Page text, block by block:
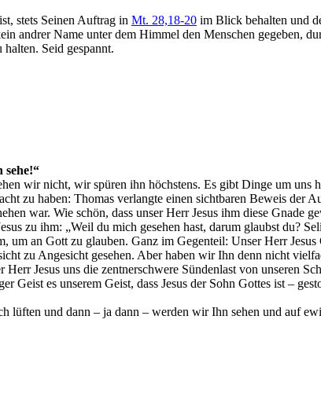
stets Seinen Auftrag in Mt. 28,18-20 im Blick behalten und
andrer Name unter dem Himmel den Menschen gegeben,
Seid gespannt.
sehe!“
wir nicht, wir spüren ihn höchstens. Es gibt Dinge um uns
zu haben: Thomas verlangte einen sichtbaren Beweis der
war. Wie schön, dass unser Herr Jesus ihm diese Gnade
zu ihm: „Weil du mich gesehen hast, darum glaubst du?
an Gott zu glauben. Ganz im Gegenteil: Unser Herr
zu Angesicht gesehen. Aber haben wir Ihn denn nicht
Jesus uns die zentnerschwere Sündenlast von unseren
es unserem Geist, dass Jesus der Sohn Gottes ist –
lüften und dann – ja dann – werden wir Ihn sehen und auf